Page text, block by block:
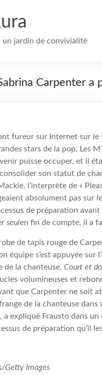
un jardin de convivialité
Carpenter
fureur sur Internet sur
stars de la pop. Les
puisse occuper, et il
son statut de
l’interprète de «
absolument pas sur
de préparation
seulen fin de compte, il a
de tapis rouge de
équipe s’est appuyée sur
de la chanteuse. Court et
volumineuses et
que Carpenter ne soit
de la chanteuse
a expliqué Frausto dans
de préparation qu’il
Getty Images